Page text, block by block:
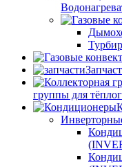
группы для